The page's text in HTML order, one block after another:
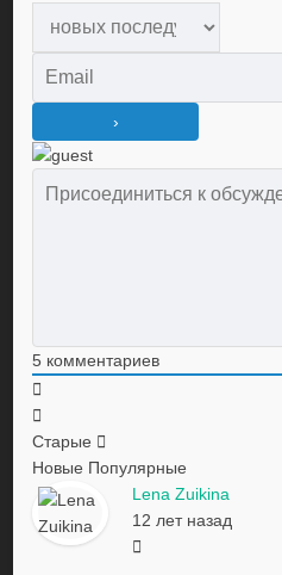
5 комментариев
Старые
Новые Популярные
Lena Zuikina
12 лет назад